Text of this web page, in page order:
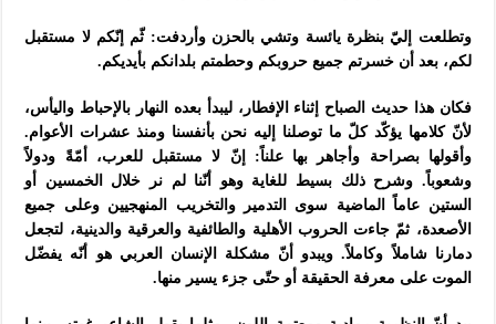
وتطلعت إليّ بنظرة يائسة وتشي بالحزن وأردفت: ثّم إنّكم لا مستقبل
لكم، بعد أن خسرتم جميع حروبكم وحطمتم بلدانكم بأيديكم.
فكان هذا حديث الصباح إثناء الإفطار، ليبدأ بعده النهار بالإحباط واليأس،
لأنّ كلامها يؤكّد كلّ ما توصلنا إليه نحن بأنفسنا ومنذ عشرات الأعوام.
وأقولها بصراحة وأجاهر بها علناً: إنّ لا مستقبل للعرب، أمّةً ودولاً
وشعوباً. وشرح ذلك بسيط للغاية وهو أنّنا لم نر خلال الخمسين أو
الستين عاماً الماضية سوى التدمير والتخريب المنهجيين وعلى جميع
الأصعدة، ثمّ جاءت الحروب الأهلية والطائفية والعرقية والدينية، لتجعل
دمارنا شاملاً وكاملاً. ويبدو أنّ مشكلة الإنسان العربي هو أنّه يفضّل
الموت على معرفة الحقيقة أو حتّى جزء يسير منها.